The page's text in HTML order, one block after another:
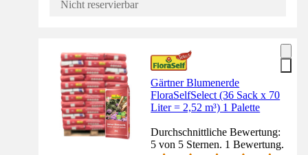
Nicht reservierbar
Gärtner Blumenerde
FloraSelfSelect (36 Sack x 70
Liter = 2,52 m³) 1 Palette
Durchschnittliche Bewertung:
5 von 5 Sternen. 1 Bewertung.